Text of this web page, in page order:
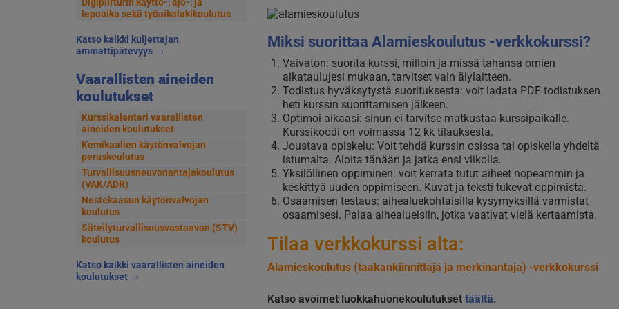
Digipiirturin käyttö-, ajo-, ja
lepoaika sekä työaikalakikoulutus
Katso kaikki kuljettajan
ammattipätevyys
Vaarallisten aineiden
koulutukset
Kurssikalenteri vaarallisten
aineiden koulutukset
Kemikaalien käytönvalvojan
peruskoulutus
Turvallisuusneuvonantajakoulutus
(VAK/ADR)
Nestekaasun käytönvalvojan
koulutus
Säteilyturvallisuusvastaavan (STV)
koulutus
Katso kaikki vaarallisten aineiden
koulutukset
Miksi suorittaa Alamieskoulutus -verkkokurssi?
Vaivaton: suorita kurssi, milloin ja missä tahansa omien
aikataulujesi mukaan, tarvitset vain älylaitteen.
Todistus hyväksytystä suorituksesta: voit ladata PDF todistuksen
heti kurssin suorittamisen jälkeen.
Optimoi aikaasi: sinun ei tarvitse matkustaa kurssipaikalle.
Kurssikoodi on voimassa 12 kk tilauksesta.
Joustava opiskelu: Voit tehdä kurssin osissa tai opiskella yhdeltä
istumalta. Aloita tänään ja jatka ensi viikolla.
Yksilöllinen oppiminen: voit kerrata tutut aiheet nopeammin ja
keskittyä uuden oppimiseen. Kuvat ja teksti tukevat oppimista.
Osaamisen testaus: aihealuekohtaisilla kysymyksillä varmistat
osaamisesi. Palaa aihealueisiin, jotka vaativat vielä kertaamista.
Tilaa verkkokurssi alta:
Alamieskoulutus (taakankiinnittäjä ja merkinantaja) -verkkokurssi
Katso avoimet luokkahuonekoulutukset täältä.